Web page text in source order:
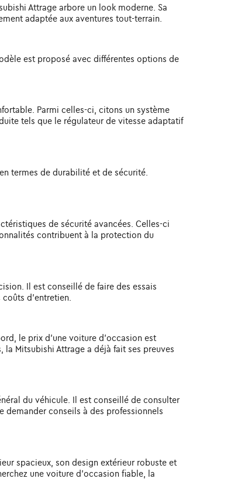
Attrage arbore un look moderne. Sa
adaptée aux aventures tout-terrain.
est proposé avec différentes options de
Parmi celles-ci, citons un système
tels que le régulateur de vitesse adaptatif
termes de durabilité et de sécurité.
de sécurité avancées. Celles-ci
contribuent à la protection du
Il est conseillé de faire des essais
d'entretien.
le prix d'une voiture d'occasion est
Mitsubishi Attrage a déjà fait ses preuves
du véhicule. Il est conseillé de consulter
demander conseils à des professionnels
spacieux, son design extérieur robuste et
une voiture d'occasion fiable, la